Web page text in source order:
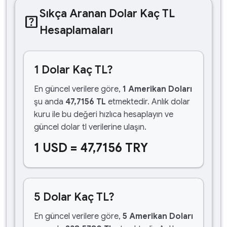
help_centerSıkça Aranan Dolar Kaç TL
Hesaplamaları
1 Dolar Kaç TL?
En güncel verilere göre, 1 Amerikan Doları
şu anda 47,7156 TL etmektedir. Anlık dolar
kuru ile bu değeri hızlıca hesaplayın ve
güncel dolar tl verilerine ulaşın.
1 USD = 47,7156 TRY
5 Dolar Kaç TL?
En güncel verilere göre, 5 Amerikan Doları